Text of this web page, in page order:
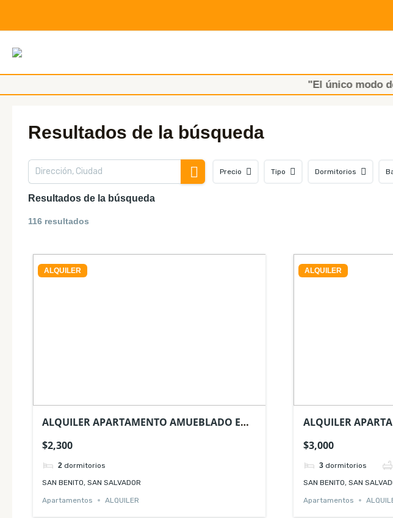
al
contenido
"El único modo de hacer
Resultados de la búsqueda
Precio Tipo Dormitorios
Resultados de la búsqueda
116 resultados
ALQUILER
ALQUILER APARTAMENTO AMUEBLADO EN
$2,300
2 dormitorios
SAN BENITO, SAN SALVADOR
Apartamentos ALQUILER
ALQUILER
ALQUILER
$3,000
3 dormitorios
SAN BENITO, SAN
Apartamentos